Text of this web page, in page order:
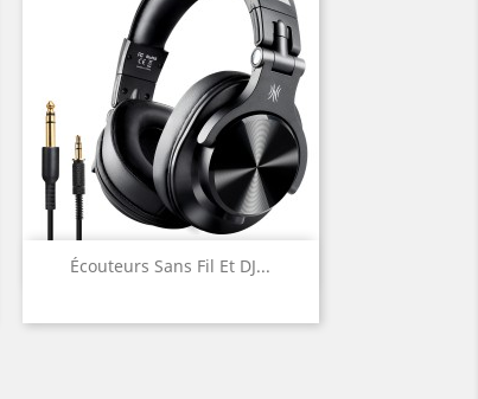
Écouteurs Sans Fil Et DJ...
Aperçu rapide